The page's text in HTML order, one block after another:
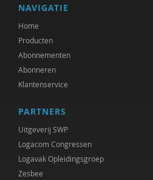
Bram De Jonge
Michiel de Ronde
Marcel de Rooij
Martin Drenthen
Joachim Duyndam
Didier Fassin
Aetzel Griffioen
NAVIGATIE
Home
Producten
Abonnementen
Abonneren
Klantenservice
PARTNERS
Uitgeverij SWP
Logacom Congressen
Logavak Opleidingsgroep
Zesbee